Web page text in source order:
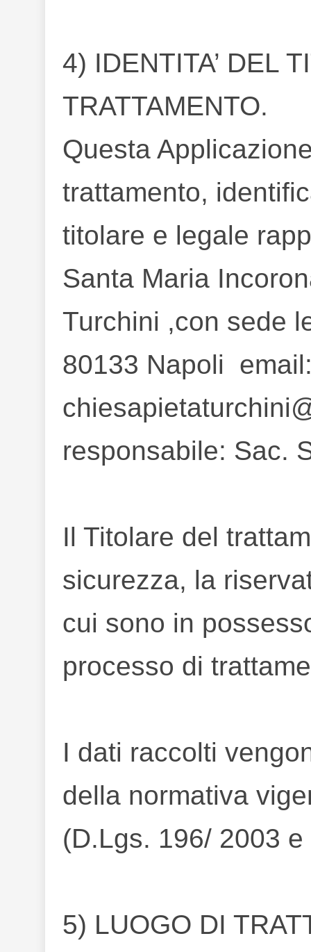
4) IDENTITA’ DEL
TRATTAMENTO.
Questa
trattamento,
titolare e legale
Santa Maria
Turchini ,con sede
80133 Napoli
responsabile: Sac.
Il Titolare del
sicurezza, la
cui sono in
processo di
I dati raccolti
della normativa
(D.Lgs. 196/ 2003
5) LUOGO DI